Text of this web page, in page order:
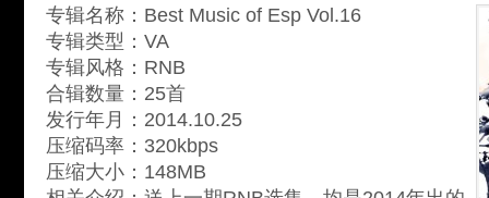
专辑名称：Best Music of Esp Vol.16
专辑类型：VA
专辑风格：RNB
合辑数量：25首
发行年月：2014.10.25
压缩码率：320kbps
压缩大小：148MB